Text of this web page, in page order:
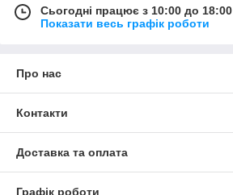
Сьогодні працює з 10:00 до 18:00
Показати весь графік роботи
Про нас
Контакти
Доставка та оплата
Графік роботи